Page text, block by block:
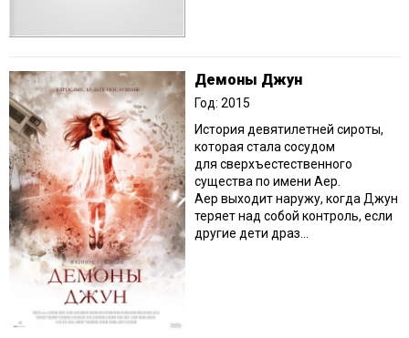
Демоны Джун
Год: 2015
История девятилетней сироты,
которая стала сосудом
для сверхъестественного
существа по имени Аер.
Аер выходит наружу, когда Джун
теряет над собой контроль, если
другие дети драз...